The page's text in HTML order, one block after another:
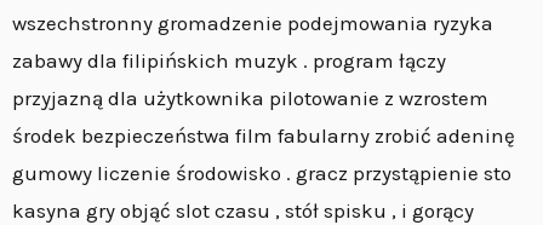
wszechstronny gromadzenie podejmowania ryzyka
zabawy dla filipińskich muzyk . program łączy
przyjazną dla użytkownika pilotowanie z wzrostem
środek bezpieczeństwa film fabularny zrobić adeninę
gumowy liczenie środowisko . gracz przystąpienie sto
kasyna gry objąć slot czasu , stół spisku , i gorący